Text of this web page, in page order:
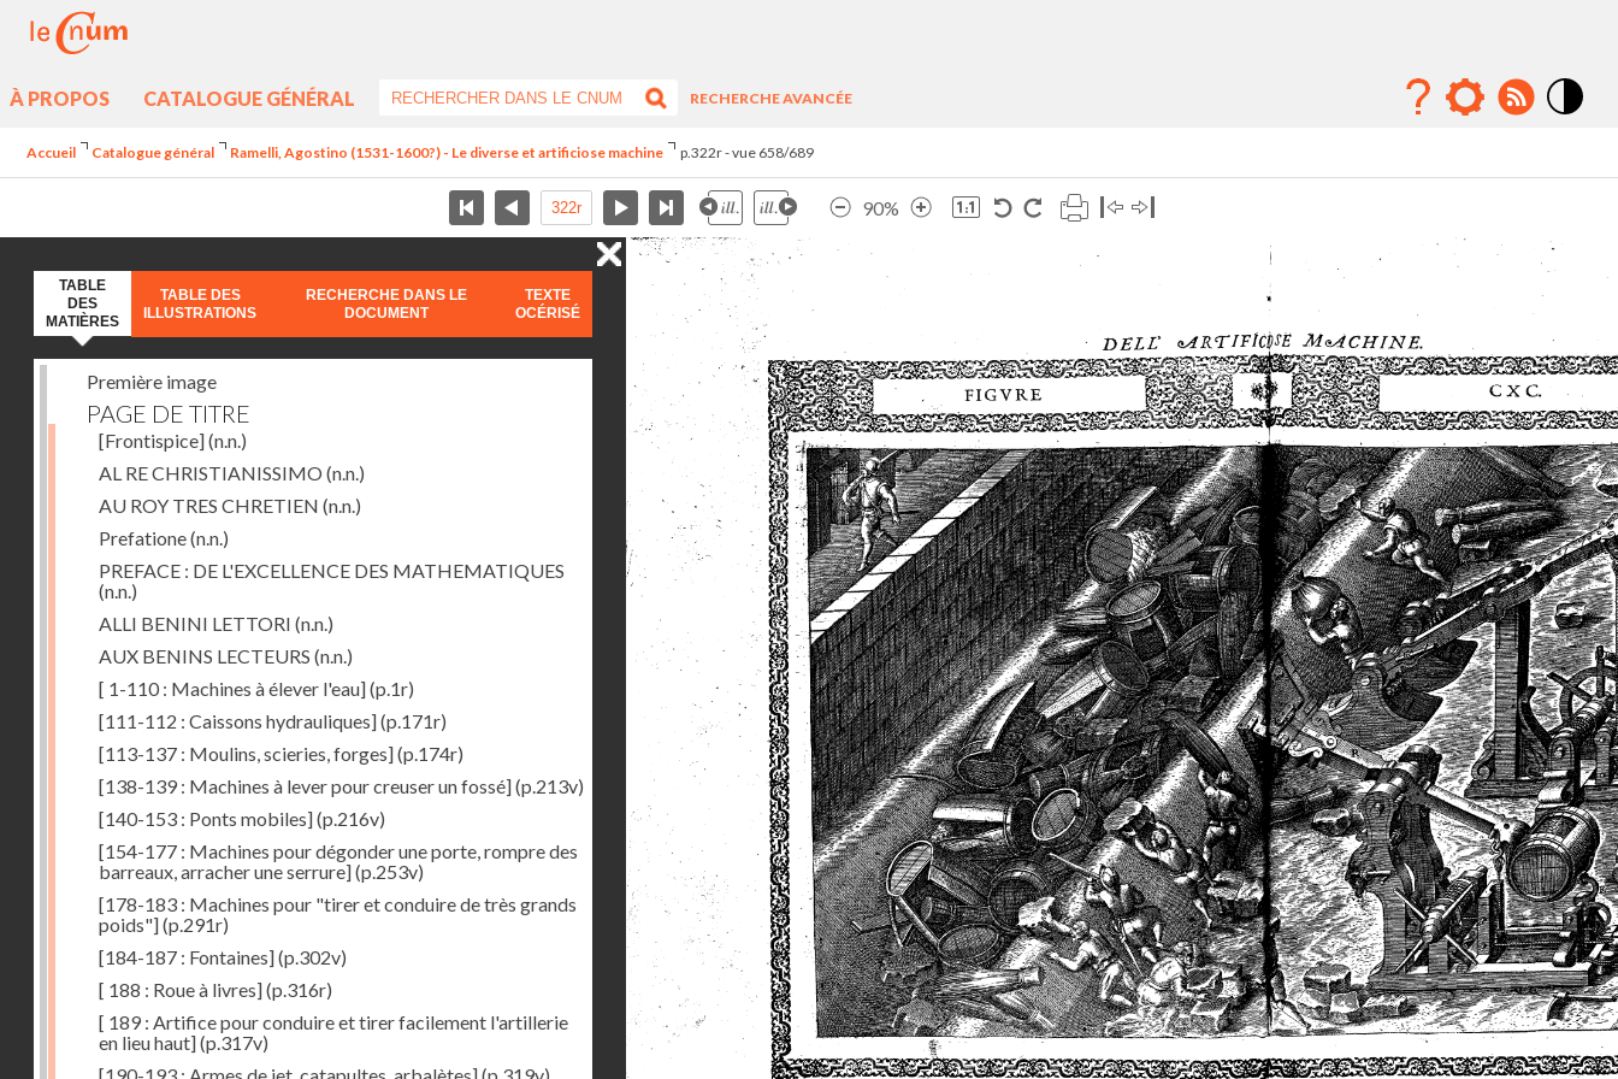
À PROPOS CATALOGUE GÉNÉRAL
RECHERCHE AVANCÉE
Accueil Catalogue général Ramelli, Agostino (1531-1600?) - Le diverse et artificiose machine p.322r - vue 658/689
90%
TABLE
DES
MATIÈRES
TABLE DES
ILLUSTRATIONS
RECHERCHE DANS LE
DOCUMENT
TEXTE
OCÉRISÉ
Première image
PAGE DE TITRE
[Frontispice](n.n.)
AL RE CHRISTIANISSIMO (n.n.)
AU ROY TRES CHRETIEN (n.n.)
Prefatione(n.n.)
PREFACE : DE L'EXCELLENCE DES MATHEMATIQUES
(n.n.)
ALLI BENINI LETTORI (n.n.)
AUX BENINS LECTEURS (n.n.)
[ 1-110 : Machines à élever l'eau](p.1r)
[111-112 : Caissons hydrauliques](p.171r)
[113-137 : Moulins, scieries, forges](p.174r)
[138-139 : Machines à lever pour creuser un fossé](p.213v)
[140-153 : Ponts mobiles](p.216v)
[154-177 : Machines pour dégonder une porte, rompre des
barreaux, arracher une serrure](p.253v)
[178-183 : Machines pour "tirer et conduire de très grands
poids"](p.291r)
[184-187 : Fontaines](p.302v)
[ 188 : Roue à livres](p.316r)
[ 189 : Artifice pour conduire et tirer facilement l'artillerie
en lieu haut](p.317v)